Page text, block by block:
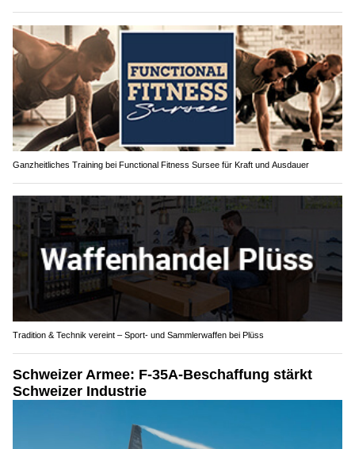
Ganzheitliches Training bei Functional Fitness Sursee für Kraft und Ausdauer
Tradition & Technik vereint – Sport- und Sammlerwaffen bei Plüss
Schweizer Armee: F-35A-Beschaffung stärkt
Schweizer Industrie